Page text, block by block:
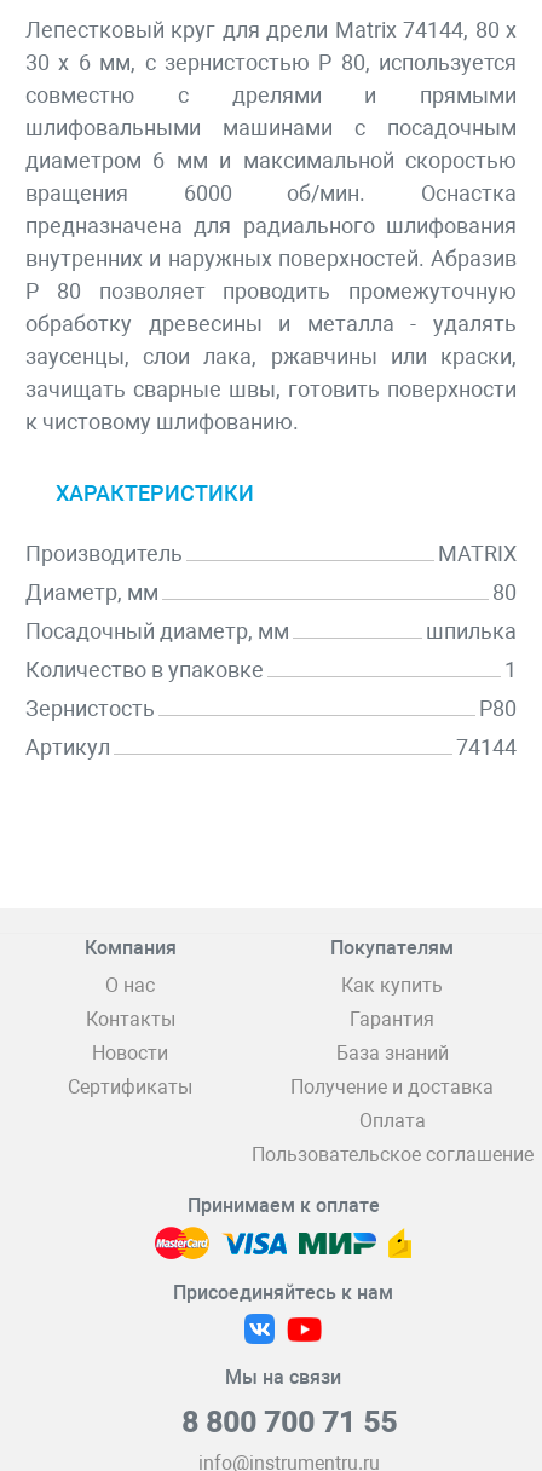
Лепестковый круг для дрели Matrix 74144, 80 х
30 х 6 мм, с зернистостью P 80, используется
совместно с дрелями и прямыми
шлифовальными машинами с посадочным
диаметром 6 мм и максимальной скоростью
вращения 6000 об/мин. Оснастка
предназначена для радиального шлифования
внутренних и наружных поверхностей. Абразив
P 80 позволяет проводить промежуточную
обработку древесины и металла - удалять
заусенцы, слои лака, ржавчины или краски,
зачищать сварные швы, готовить поверхности
к чистовому шлифованию.
ХАРАКТЕРИСТИКИ
Производитель
MATRIX
Диаметр, мм
80
Посадочный диаметр, мм
шпилька
Количество в упаковке
1
Зернистость
P80
Артикул
74144
Компания
О нас
Контакты
Новости
Сертификаты
Покупателям
Как купить
Гарантия
База знаний
Получение и доставка
Оплата
Пользовательское соглашение
Принимаем к оплате
Присоединяйтесь к нам
Мы на связи
8 800 700 71 55
info@instrumentru.ru